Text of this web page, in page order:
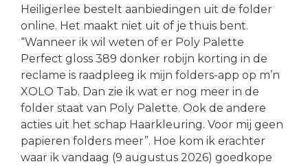
Heiligerlee bestelt aanbiedingen uit de folder
online. Het maakt niet uit of je thuis bent.
“Wanneer ik wil weten of er Poly Palette
Perfect gloss 389 donker robijn korting in de
reclame is raadpleeg ik mijn folders-app op m’n
XOLO Tab. Dan zie ik wat er nog meer in de
folder staat van Poly Palette. Ook de andere
acties uit het schap Haarkleuring. Voor mij geen
papieren folders meer”. Hoe kom ik erachter
waar ik vandaag (9 augustus 2026) goedkope